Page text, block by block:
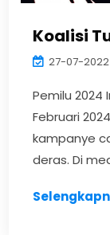
Koalisi
27-07-2022
Pemilu
Februari
kampanye
deras. Di